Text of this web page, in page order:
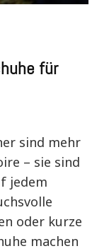
für
sind mehr
– sie sind
jedem
oder kurze
machen